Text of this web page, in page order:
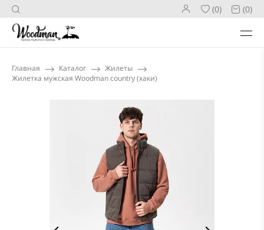
НАШ МАГАЗИН
ТЦ НЕМИГА-3,
(0) (0)
Главная Каталог
Жилеты
Жилетка мужская Woodman country (хаки)